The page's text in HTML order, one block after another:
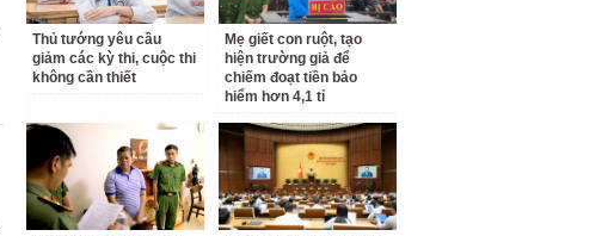
Thủ tướng yêu cầu
giảm các kỳ thi, cuộc thi
không cần thiết
Mẹ giết con ruột, tạo
hiện trường giả để
chiếm đoạt tiền bảo
hiểm hơn 4,1 tỉ